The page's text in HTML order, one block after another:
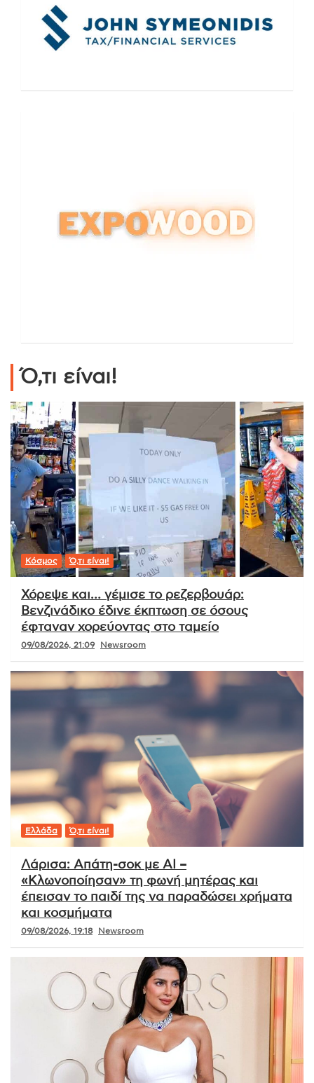
Ό,τι είναι!
Κόσμος Ό,τι είναι!
Χόρεψε και… γέμισε το ρεζερβουάρ:
Βενζινάδικο έδινε έκπτωση σε όσους
έφταναν χορεύοντας στο ταμείο
09/08/2026, 21:09 Newsroom
Ελλάδα Ό,τι είναι!
Λάρισα: Απάτη-σοκ με AI –
«Κλωνοποίησαν» τη φωνή μητέρας και
έπεισαν το παιδί της να παραδώσει χρήματα
και κοσμήματα
09/08/2026, 19:18 Newsroom